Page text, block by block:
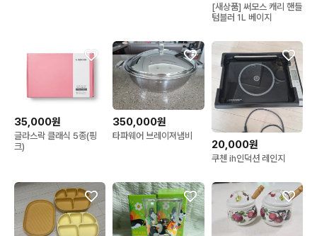
[새상품] 써모스 캐리 핸들
텀블러 1L 베이지
35,000원
글라스락 클래식 5종(핑
크)
350,000원
타파웨어 브레이져냄비
20,000원
쿠첸 ih인덕션 레인지